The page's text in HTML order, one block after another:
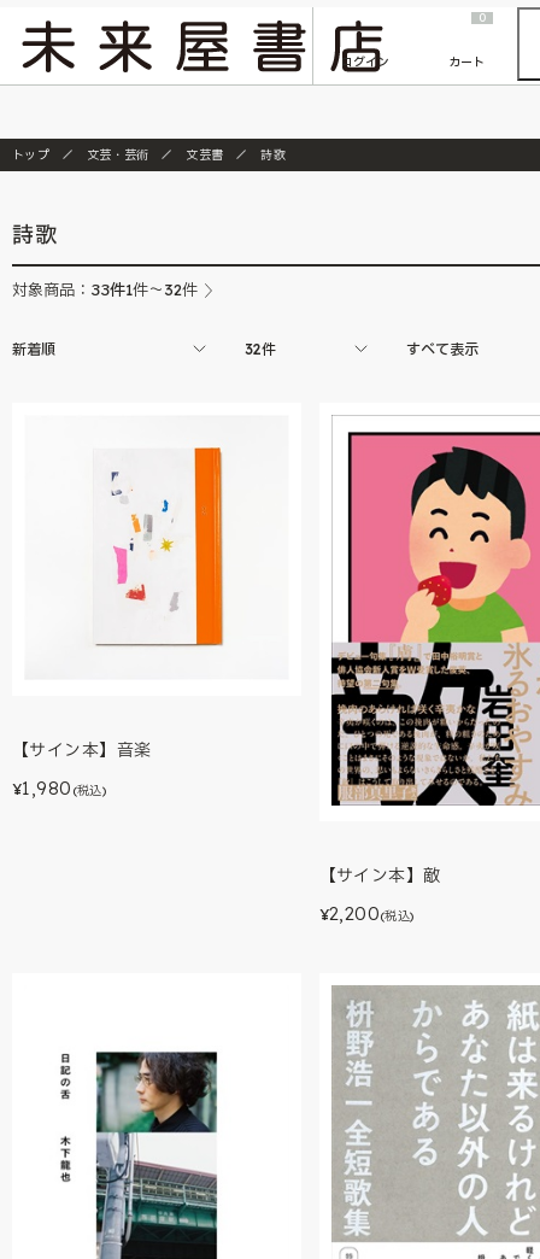
『ONE PIECE magazine 021 ONE PIECEカード付き同梱版』発売延期のご案内
ログイン
0
カート
トップ 文芸・芸術 文芸書 詩歌
詩歌
対象商品： 33件1件～32件
新着順 32件 すべて表示
【サイン本】音楽
¥1,980 (税込)
【サイン本】敵
¥2,200(税込)